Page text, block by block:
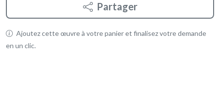
Partager
Ajoutez cette œuvre à votre panier et finalisez votre demande
en un clic.